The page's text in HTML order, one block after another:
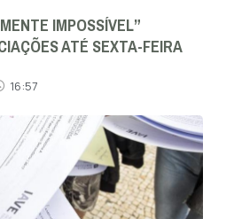
IMPOSSÍVEL”
ATÉ SEXTA-FEIRA
16:57